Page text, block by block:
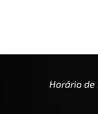
Horário